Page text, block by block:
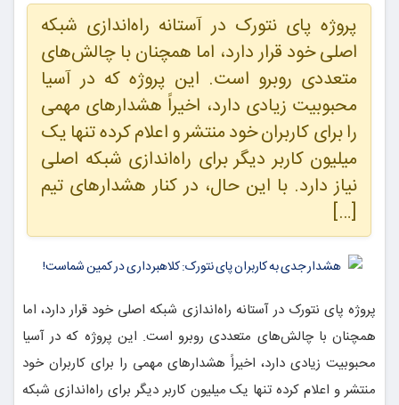
پروژه پای نتورک در آستانه راه‌اندازی شبکه
اصلی خود قرار دارد، اما همچنان با چالش‌های
متعددی روبرو است. این پروژه که در آسیا
محبوبیت زیادی دارد، اخیراً هشدارهای مهمی
را برای کاربران خود منتشر و اعلام کرده تنها یک
میلیون کاربر دیگر برای راه‌اندازی شبکه اصلی
نیاز دارد. با این حال، در کنار هشدارهای تیم
[…]
پروژه پای نتورک در آستانه راه‌اندازی شبکه اصلی خود قرار دارد، اما
همچنان با چالش‌های متعددی روبرو است. این پروژه که در آسیا
محبوبیت زیادی دارد، اخیراً هشدارهای مهمی را برای کاربران خود
منتشر و اعلام کرده تنها یک میلیون کاربر دیگر برای راه‌اندازی شبکه